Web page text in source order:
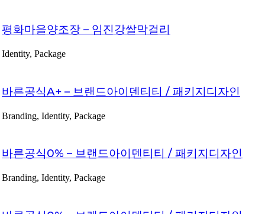
평화마을양조장 – 임진강쌀막걸리
Identity, Package
바른공식A+ – 브랜드아이덴티티 / 패키지디자인
Branding, Identity, Package
바른공식0% – 브랜드아이덴티티 / 패키지디자인
Branding, Identity, Package